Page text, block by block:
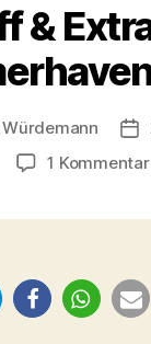
&
1 Kommentar